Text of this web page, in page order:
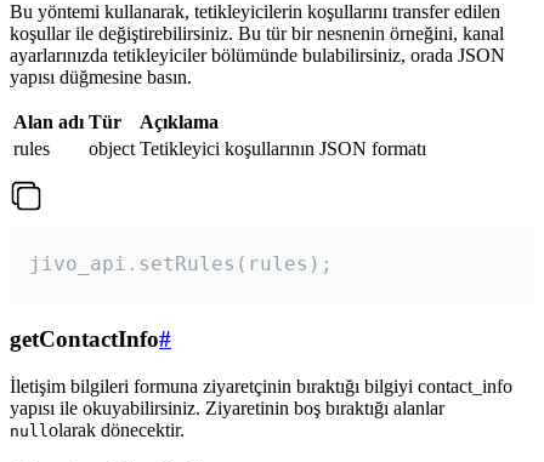
Bu yöntemi kullanarak, tetikleyicilerin koşullarını transfer edilen
koşullar ile değiştirebilirsiniz. Bu tür bir nesnenin örneğini, kanal
ayarlarınızda tetikleyiciler bölümünde bulabilirsiniz, orada JSON
yapısı düğmesine basın.
Alan adı Tür
Açıklama
rules
object Tetikleyici koşullarının JSON formatı
jivo_api.setRules(rules);
getContactInfo#
İletişim bilgileri formuna ziyaretçinin bıraktığı bilgiyi contact_info
yapısı ile okuyabilirsiniz. Ziyaretinin boş bıraktığı alanlar
null olarak dönecektir.